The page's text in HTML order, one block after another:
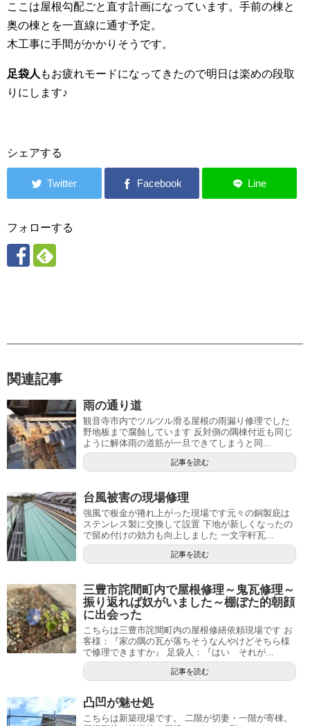
ここは屋根勾配ごと直す計画になっています。手前の棟と
奥の棟とを一直線に通す予定。
木工事に手間がかかりそうです。
足袋人 もお疲れモードになってきたので明日は楽めの段取
りにします♪
シェアする
フォローする
関連記事
雨の通り道
観音寺市内でツルツル滑る屋根の雨漏り修理でした
野地板まで腐蝕しています 反対側の隅棟付近も同じ
ように解体雨の道筋が一旦できてしまうと同...
記事を読む
台風被害の現場修理
強風で板金が捲れ上がった現場です元々の銅製庇は
ステンレス製に交換して設置 下地が新しくなったの
で留め付けの効力も向上しました 一文字軒瓦...
記事を読む
三豊市詫間町内で屋根修理～鬼瓦修理～
振り返れば奴がいました～棚ぼた的朝顔
に出会った
こちらは三豊市詫間町内の屋根修繕依頼現場です お
客様：『家の隅の瓦が落ちそうなんやけどそちら様
で修理できますか』 足袋人：『はい それが...
記事を読む
凸凹が魅せ処
こちらは新築現場です。 二階が切妻・一階が寄棟。